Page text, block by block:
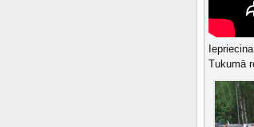
Tukumā